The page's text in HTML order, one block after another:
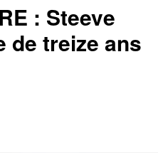
: Steeve
de treize ans